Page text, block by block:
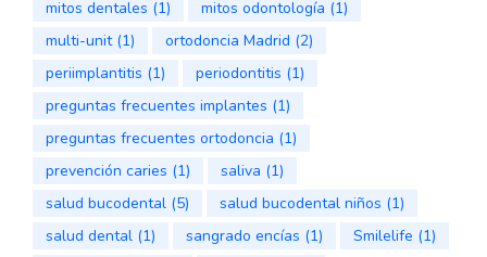
mitos dentales (1) mitos odontología (1)
multi-unit(1) ortodoncia Madrid (2)
periimplantitis (1) periodontitis (1)
preguntas frecuentes implantes (1)
preguntas frecuentes ortodoncia (1)
prevención caries (1) saliva (1)
salud bucodental (5) salud bucodental niños (1)
salud dental (1) sangrado encías (1) Smilelife (1)